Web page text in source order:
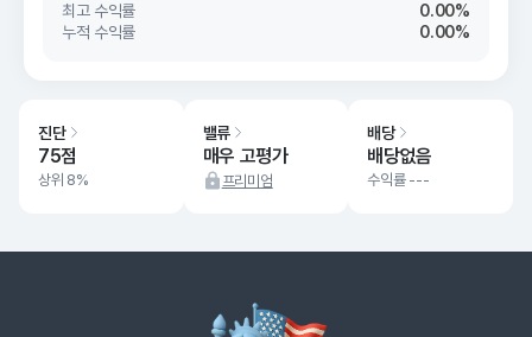
최고 수익률
0.00%
누적 수익률
0.00%
진단
75점
상위 8%
밸류
매우 고평가
프리미엄
배당
배당없음
수익률 ---